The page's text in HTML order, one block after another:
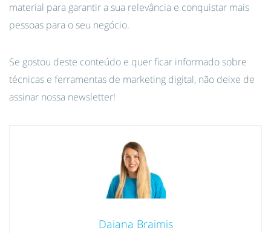
material para garantir a sua relevância e conquistar mais
pessoas para o seu negócio.
Se gostou deste conteúdo e quer ficar informado sobre
técnicas e ferramentas de marketing digital, não deixe de
assinar nossa newsletter!
Daiana Braimis